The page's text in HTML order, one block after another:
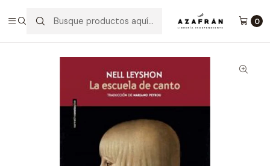
0
Narrativa
La Escuela De Canto